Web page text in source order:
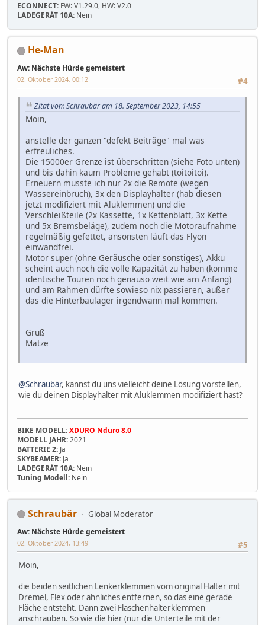
ECONNECT: FW: V1.29.0, HW: V2.0
LADEGERÄT 10A: Nein
He-Man
Aw: Nächste Hürde gemeistert
#4
02. Oktober 2024, 00:12
Zitat von: Schraubär am 18. September 2023, 14:55
Moin,
anstelle der ganzen "defekt Beiträge" mal was
erfreuliches.
Die 15000er Grenze ist überschritten (siehe Foto unten)
und bis dahin kaum Probleme gehabt (toitoitoi).
Erneuern musste ich nur 2x die Remote (wegen
Wassereinbruch), 3x den Displayhalter (hab diesen
jetzt modifiziert mit Aluklemmen) und die
Verschleißteile (2x Kassette, 1x Kettenblatt, 3x Kette
und 5x Bremsbeläge), zudem noch die Motoraufnahme
regelmäßig gefettet, ansonsten läuft das Flyon
einwandfrei.
Motor super (ohne Geräusche oder sonstiges), Akku
scheint auch noch die volle Kapazität zu haben (komme
identische Touren noch genauso weit wie am Anfang)
und am Rahmen dürfte sowieso nix passieren, außer
das die Hinterbaulager irgendwann mal kommen.
Gruß
Matze
@Schraubär, kannst du uns vielleicht deine Lösung vorstellen,
wie du deinen Displayhalter mit Aluklemmen modifiziert hast?
BIKE MODELL:XDURO Nduro 8.0
MODELL JAHR:2021
BATTERIE 2: Ja
SKYBEAMER: Ja
LADEGERÄT 10A: Nein
Tuning Modell: Nein
Schraubär Global Moderator
Aw: Nächste Hürde gemeistert
#5
02. Oktober 2024, 13:49
Moin,
die beiden seitlichen Lenkerklemmen vom original Halter mit
Dremel, Flex oder ähnliches entfernen, so das eine gerade
Fläche entsteht. Dann zwei Flaschenhalterklemmen
anschrauben. So wie die hier (nur die Unterteile mit der